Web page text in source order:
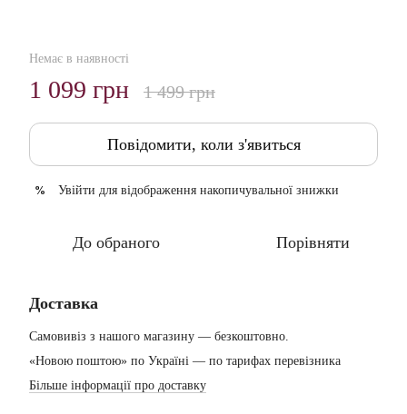
Немає в наявності
1 099 грн 1 499 грн
Повідомити, коли з'явиться
% Увійти для відображення накопичувальної знижки
До обраного Порівняти
Доставка
Самовивіз з нашого магазину — безкоштовно.
«Новою поштою» по Україні — по тарифах перевізника
Більше інформації про доставку